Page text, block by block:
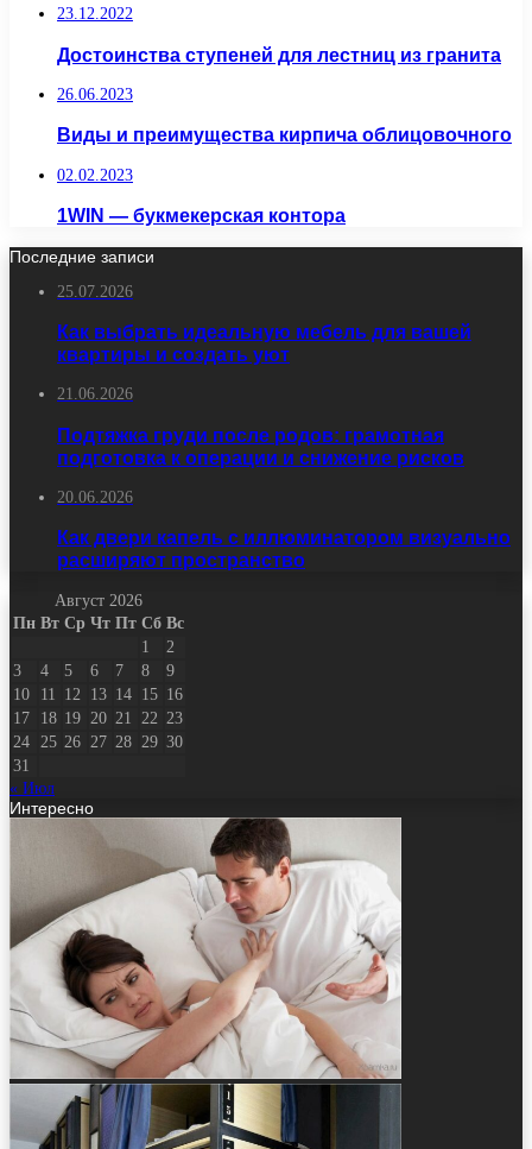
23.12.2022
Достоинства ступеней для лестниц из гранита
26.06.2023
Виды и преимущества кирпича облицовочного
02.02.2023
1WIN — букмекерская контора
Последние записи
25.07.2026
Как выбрать идеальную мебель для вашей
квартиры и создать уют
21.06.2026
Подтяжка груди после родов: грамотная
подготовка к операции и снижение рисков
20.06.2026
Как двери капель с иллюминатором визуально
расширяют пространство
Август 2026
Пн Вт Ср Чт Пт Сб Вс
1
2
3
4 5 6 7 8
9
10
11 12 13 14 15 16
17
18 19 20 21 22 23
24
25 26 27 28 29 30
31
« Июл
Интересно